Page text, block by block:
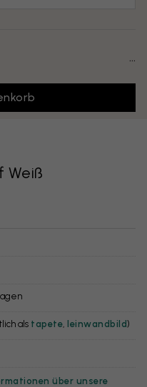
Weiß
als tapete leinwandbild)
über unsere